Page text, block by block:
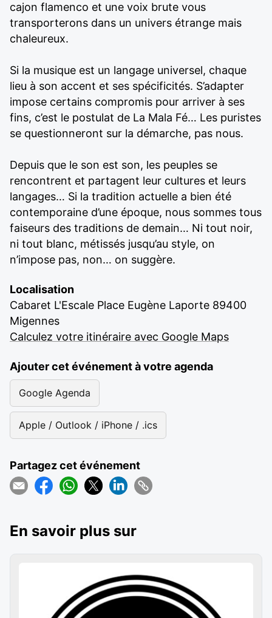
cajon flamenco et une voix brute vous
transporterons dans un univers étrange mais
chaleureux.
Si la musique est un langage universel, chaque
lieu à son accent et ses spécificités. S’adapter
impose certains compromis pour arriver à ses
fins, c’est le postulat de La Mala Fé… Les puristes
se questionneront sur la démarche, pas nous.
Depuis que le son est son, les peuples se
rencontrent et partagent leur cultures et leurs
langages… Si la tradition actuelle a bien été
contemporaine d’une époque, nous sommes tous
faiseurs des traditions de demain… Ni tout noir,
ni tout blanc, métissés jusqu’au style, on
n’impose pas, non… on suggère.
Localisation
Cabaret L'Escale Place Eugène Laporte 89400
Migennes
Calculez votre itinéraire avec Google Maps
Ajouter cet événement à votre agenda
Google Agenda
Apple / Outlook / iPhone / .ics
Partagez cet événement
En savoir plus sur